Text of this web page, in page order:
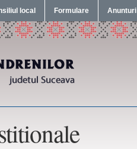
local Formulare Anunturi